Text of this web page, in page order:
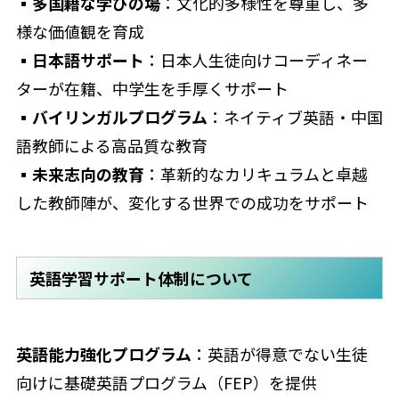
様な価値観を育成
▪日本語サポート ：日本人生徒向けコーディネー
ターが在籍、中学生を手厚くサポート
▪バイリンガルプログラム ：ネイティブ英語・中国
語教師による高品質な教育
▪未来志向の教育 ：革新的なカリキュラムと卓越
した教師陣が、変化する世界での成功をサポート
英語学習サポート体制について
英語能力強化プログラム ：英語が得意でない生徒
向けに基礎英語プログラム（FEP）を提供